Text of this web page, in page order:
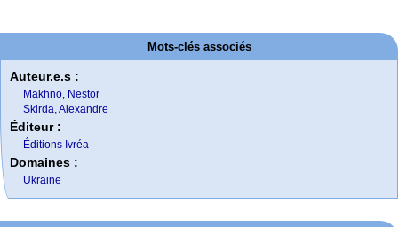
Mots-clés associés
Auteur.e.s :
Makhno, Nestor
Skirda, Alexandre
Éditeur :
Éditions Ivréa
Domaines :
Ukraine